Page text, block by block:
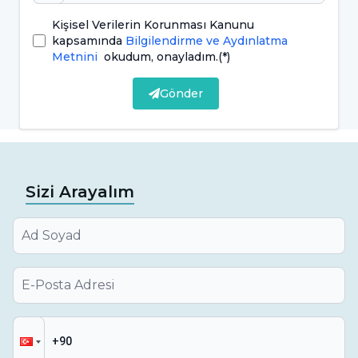
Dişlerin Sabitlenmesi:Diş tellerinin daha
etkili bir şekilde sabitlenmesi ve yerinde
tutulması için lastikler kullanılabilir.
veya ortodontist tarafından yapılırken bazı
durumlarda hastalar tarafından da
gerçekleştirilebilir. Değişim işlemi, temiz eller
veya steril eldivenler kullanılarak hijyenik bir
şekilde gerçekleştirilmelidir. Önce ayna
kullanarak eski lastiklerin tespit edilmesi ve
braketlere veya tellere dikkatlice takılır ve
Kişisel Verilerin Korunması Kanunu
kapsamında Bilgilendirme ve Aydınlatma
Metnini okudum, onayladım.(*)
Gönder
Sizi Arayalım